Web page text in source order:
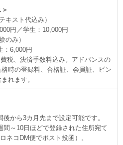
キスト代込み）
円／学生：10,000円
のみ）
6,000円
税、決済手数料込み。アドバンスの
時の登録料、合格証、会員証、ピン
れます。
から3カ月先まで設定可能です。
～10日ほどで登録された住所宛て
ネコDM便でポスト投函）。